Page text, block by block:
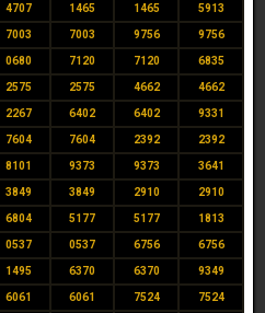
4707 1465 1465 5913
7003 7003 9756 9756
0680 7120 7120 6835
2575 2575 4662 4662
2267 6402 6402 9331
7604 7604 2392 2392
8101 9373 9373 3641
3849 3849 2910 2910
6804 5177 5177 1813
0537 0537 6756 6756
1495 6370 6370 9349
6061 6061 7524 7524